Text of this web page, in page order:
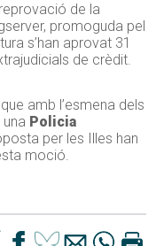
de la
promoguda pel
s’han aprovat 31
de crèdit.
amb l’esmena dels
Policia
per les Illes han
moció.